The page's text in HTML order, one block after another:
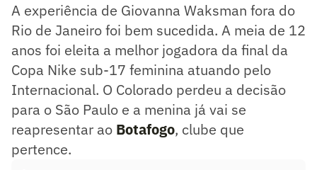
A experiência de Giovanna Waksman fora do
Rio de Janeiro foi bem sucedida. A meia de 12
anos foi eleita a melhor jogadora da final da
Copa Nike sub-17 feminina atuando pelo
Internacional. O Colorado perdeu a decisão
para o São Paulo e a menina já vai se
reapresentar ao Botafogo, clube que
pertence.